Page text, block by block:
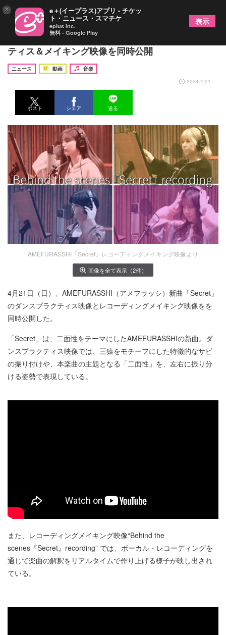
AMEFURASSHI、新曲「Secret」のダンスプラク
ティス＆メイキング映像を同時公開
ニュース 動画
音楽
2024.4.21
ポスト シェア 送る
AMEFURASSHI「Secret」レコーディングメイキング映像より
画像を全て表示（2件）
4月21日（日）、AMEFURASSHI（アメフラッシ）新曲「Secret」
のダンスプラクティス映像とレコーディングメイキング映像をを
同時公開した。
「Secret」は、二面性をテーマにしたAMEFURASSHIの新曲。ダ
ンスプラクティス映像では、三猿をモチーフにした特徴的なサビ
の振り付けや、本楽曲の主題となる「二面性」を、左右に振り分
ける姿勢で表現している。
また、レコーディングメイキング映像“Behind the
scenes『Secret』recording” では、ボーカル・レコーディングを
通じて楽曲の解釈をリアルタイムで作り上げる様子が映し出され
ている。
× e＋(イープラス)アプリ - チケッ
ト・ニュース・スマチケ
eplus inc.
無料 - Google Play
表示